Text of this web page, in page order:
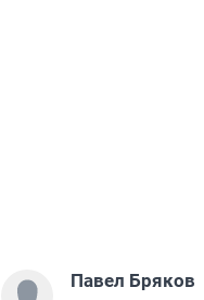
Павел Бряков